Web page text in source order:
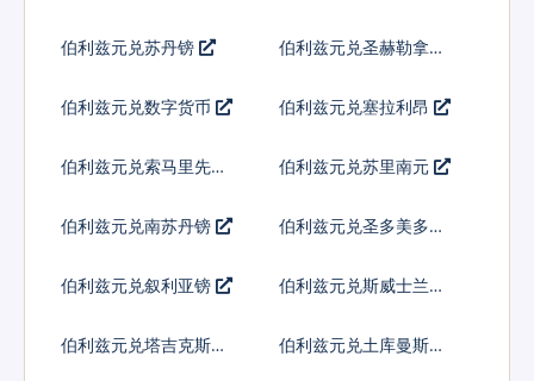
伯利兹元兑苏丹镑 伯利兹元兑圣赫勒拿镑
伯利兹元兑数字货币 伯利兹元兑塞拉利昂
伯利兹元兑索马里先令 伯利兹元兑苏里南元
伯利兹元兑南苏丹镑
伯利兹元兑圣多美多布
伯利兹元兑叙利亚镑
伯利兹元兑斯威士兰里
伯利兹元兑塔吉克斯坦
伯利兹元兑土库曼斯坦